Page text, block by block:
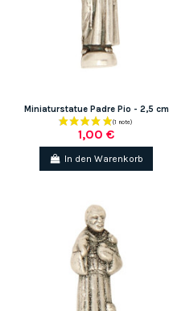
Miniaturstatue Padre Pio - 2,5 cm
1,00 €
In den Warenkorb